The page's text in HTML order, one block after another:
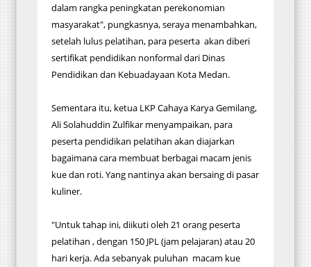
dalam rangka peningkatan perekonomian
masyarakat", pungkasnya, seraya menambahkan,
setelah lulus pelatihan, para peserta akan diberi
sertifikat pendidikan nonformal dari Dinas
Pendidikan dan Kebuadayaan Kota Medan.
Sementara itu, ketua LKP Cahaya Karya Gemilang,
Ali Solahuddin Zulfikar menyampaikan, para
peserta pendidikan pelatihan akan diajarkan
bagaimana cara membuat berbagai macam jenis
kue dan roti. Yang nantinya akan bersaing di pasar
kuliner.
"Untuk tahap ini, diikuti oleh 21 orang peserta
pelatihan , dengan 150 JPL (jam pelajaran) atau 20
hari kerja. Ada sebanyak puluhan macam kue